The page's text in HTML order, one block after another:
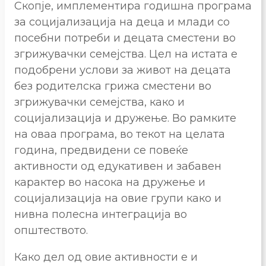
Скопје, имплементира годишна програма
за социјализација на деца и млади со
посебни потреби и децата сместени во
згрижувачки семејства. Цел на истата е
подобрени услови за живот на децата
без родителска грижа сместени во
згрижувачки семејства, како и
социјализација и дружење. Во рамките
на оваа програма, во текот на целата
година, предвидени се повеќе
активности од едукативен и забавен
карактер во насока на дружење и
социјализација на овие групи како и
нивна полесна интеграција во
општеството.
Како дел од овие активности е и